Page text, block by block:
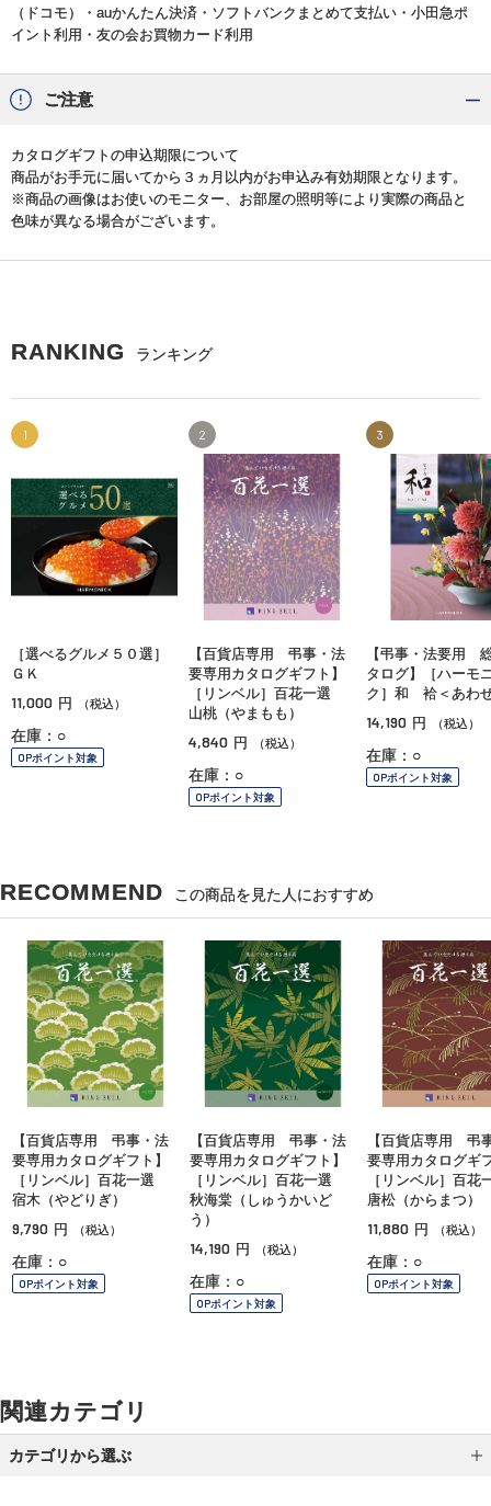
（ドコモ）・auかんたん決済・ソフトバンクまとめて支払い・小田急ポ
イント利用・友の会お買物カード利用
ご注意
カタログギフトの申込期限について
商品がお手元に届いてから３ヵ月以内がお申込み有効期限となります。
※商品の画像はお使いのモニター、お部屋の照明等により実際の商品と
色味が異なる場合がございます。
RANKING ランキング
1
［選べるグルメ５０選］
ＧＫ
11,000 円 （税込）
在庫：○
OPポイント対象
2
【百貨店専用 弔事・法
要専用カタログギフト】
［リンベル］百花一選
山桃（やまもも）
4,840 円 （税込）
在庫：○
OPポイント対象
3
【弔事・法要用
タログ】［ハーモ
ク］和 袷＜あわ
14,190 円 （税込）
在庫：○
OPポイント対象
RECOMMEND この商品を見た人におすすめ
【百貨店専用 弔事・法
要専用カタログギフト】
［リンベル］百花一選
宿木（やどりぎ）
9,790 円 （税込）
在庫：○
OPポイント対象
【百貨店専用 弔事・法
要専用カタログギフト】
［リンベル］百花一選
秋海棠（しゅうかいど
う）
14,190 円 （税込）
在庫：○
OPポイント対象
【百貨店専用 弔
要専用カタログギ
［リンベル］百
唐松（からまつ）
11,880 円 （税込）
在庫：○
OPポイント対象
関連カテゴリ
カテゴリから選ぶ